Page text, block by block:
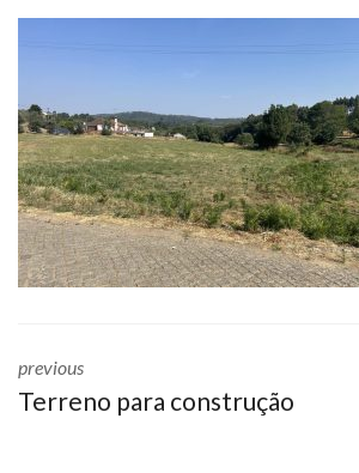
previous
Terreno para construção